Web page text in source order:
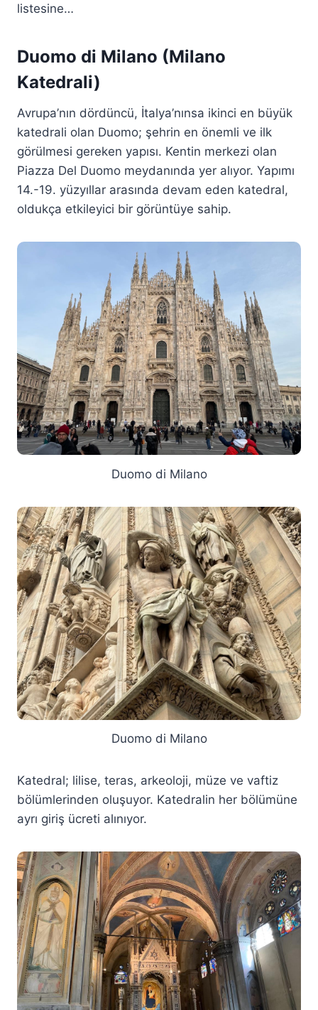
listesine…
Duomo di Milano (Milano
Katedrali)
Avrupa’nın dördüncü, İtalya’nınsa ikinci en büyük
katedrali olan Duomo; şehrin en önemli ve ilk
görülmesi gereken yapısı. Kentin merkezi olan
Piazza Del Duomo meydanında yer alıyor. Yapımı
14.-19. yüzyıllar arasında devam eden katedral,
oldukça etkileyici bir görüntüye sahip.
Duomo di Milano
Duomo di Milano
Katedral; lilise, teras, arkeoloji, müze ve vaftiz
bölümlerinden oluşuyor. Katedralin her bölümüne
ayrı giriş ücreti alınıyor.